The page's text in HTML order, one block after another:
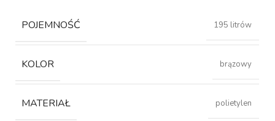
POJEMNOŚĆ 195 litrów
KOLOR brązowy
MATERIAŁ polietylen